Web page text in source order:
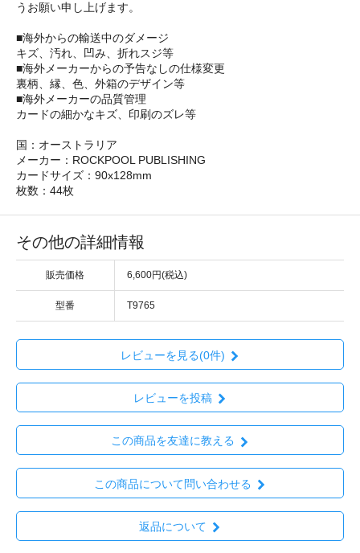
うお願い申し上げます。
■海外からの輸送中のダメージ
キズ、汚れ、凹み、折れスジ等
■海外メーカーからの予告なしの仕様変更
裏柄、縁、色、外箱のデザイン等
■海外メーカーの品質管理
カードの細かなキズ、印刷のズレ等
国：オーストラリア
メーカー：ROCKPOOL PUBLISHING
カードサイズ：90x128mm
枚数：44枚
その他の詳細情報
販売価格 6,600円(税込)
型番 T9765
レビューを見る(0件)
レビューを投稿
この商品を友達に教える
この商品について問い合わせる
返品について